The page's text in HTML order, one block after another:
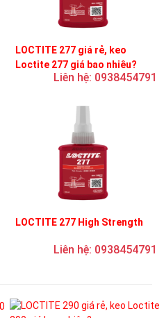
LOCTITE 277 giá rẻ, keo
Loctite 277 giá bao nhiêu?
Liên hệ: 0938454791
LOCTITE 277 High Strength
Liên hệ: 0938454791